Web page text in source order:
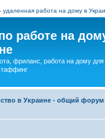
работа на дому в
работе на
фриланс, работа на дому
в Украине - общий форум